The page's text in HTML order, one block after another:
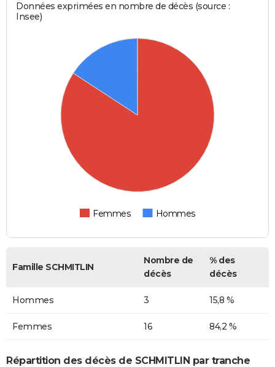
Données exprimées en nombre de décès (source :
Insee)
Femmes Hommes
Famille SCHMITLIN
Nombre de
décès
% des
décès
Hommes 3 15,8 %
Femmes 16 84,2 %
Répartition des décès de SCHMITLIN par tranche